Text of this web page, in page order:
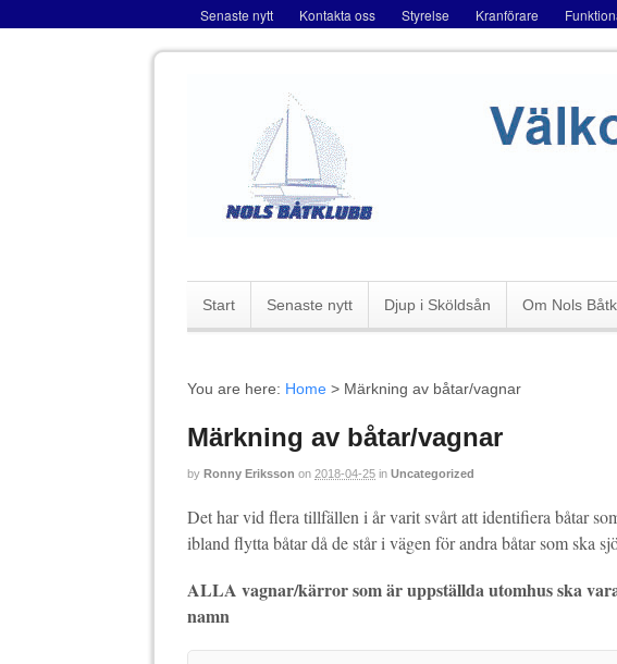
Senaste nytt Kontakta oss Styrelse Kranförare
Start Senaste nytt Djup i Sköldsån Om Nols
You are here: Home > Märkning av båtar/vagnar
Märkning av båtar/vagnar
by Ronny Eriksson on 2018-04-25 in Uncategorized
Det har vid flera tillfällen i år varit svårt att identifiera båtar
ibland flytta båtar då de står i vägen för andra båtar som ska
ALLA vagnar/kärror som är uppställda utomhus ska
namn